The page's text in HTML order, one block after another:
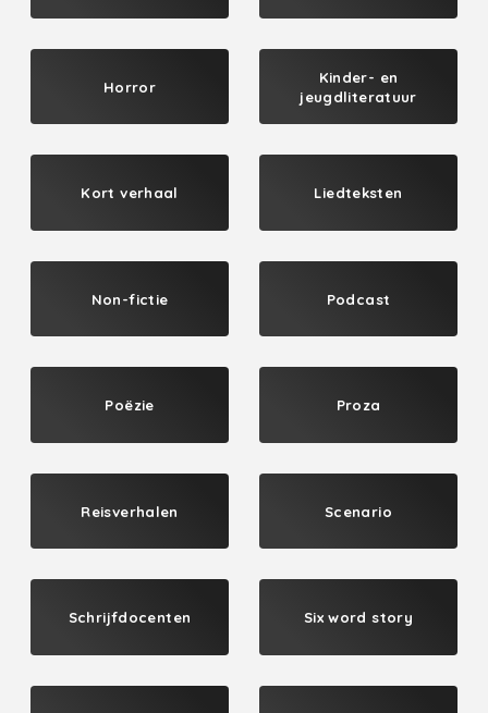
Horror
Kinder- en
jeugdliteratuur
Kort verhaal Liedteksten
Non-fictie Podcast
Poëzie Proza
Reisverhalen Scenario
Schrijfdocenten Six word story